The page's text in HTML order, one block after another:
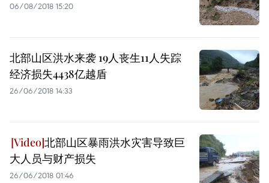
06/08/2018 15:20
北部山区洪水来袭 19人丧生11人失踪
经济损失4438亿越盾
26/06/2018 14:33
北部山区暴雨洪水灾害导致巨
大人员与财产损失
26/06/2018 01:46